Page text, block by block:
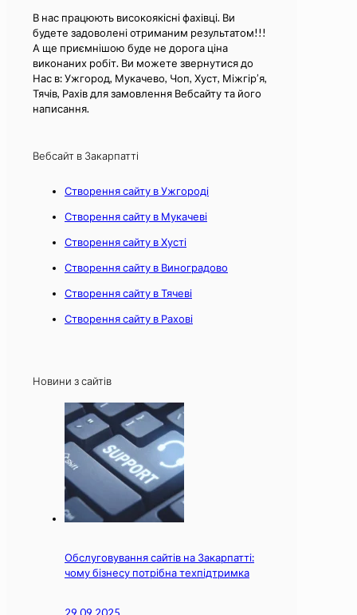
В нас працюють високоякісні фахівці. Ви
будете задоволені отриманим результатом!!!
А ще приємнішою буде не дорога ціна
виконаних робіт. Ви можете звернутися до
Нас в: Ужгород, Мукачево, Чоп, Хуст, Міжгір’я,
Тячів, Рахів для замовлення Вебсайту та його
написання.
Вебсайт в Закарпатті
Створення сайту в Ужгороді
Створення сайту в Мукачеві
Створення сайту в Хусті
Створення сайту в Виноградово
Створення сайту в Тячеві
Створення сайту в Рахові
Новини з сайтів
Обслуговування сайтів на Закарпатті:
чому бізнесу потрібна техпідтримка
29.09.2025